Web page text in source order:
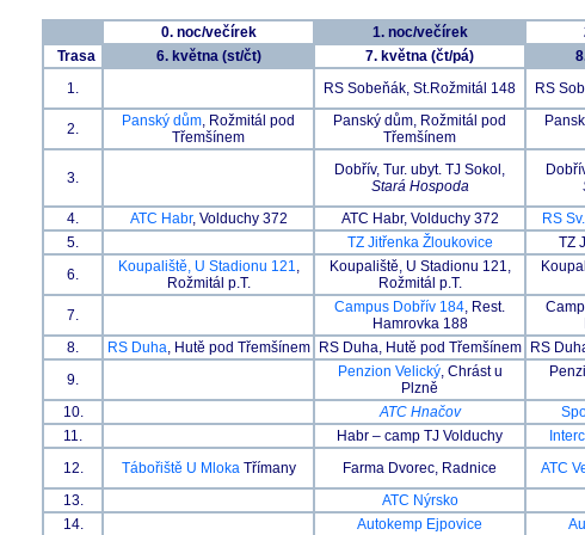
0. noc/večírek 1. noc/večírek
Trasa
6. května (st/čt) 7. května (čt/pá)
1.
RS Sobeňák, St.Rožmitál 148 RS
2.
Panský dům, Rožmitál pod
Třemšínem
Panský dům, Rožmitál pod
Třemšínem
3.
Dobřív, Tur. ubyt. TJ Sokol,
Stará Hospoda
4.
ATC Habr, Volduchy 372 ATC Habr, Volduchy 372 RS
5.
TZ Jitřenka Žloukovice TZ
6.
Koupaliště, U Stadionu 121,
Rožmitál p.T.
Koupaliště, U Stadionu 121,
Rožmitál p.T.
7.
Campus Dobřív 184, Rest.
Hamrovka 188
8.
RS Duha, Hutě pod Třemšínem RS Duha, Hutě pod Třemšínem RS
9.
Penzion Velický, Chrást u
Plzně
10.
ATC Hnačov
11.
Habr – camp TJ Volduchy
12.
Tábořiště U Mloka Třímany Farma Dvorec, Radnice ATC
13.
ATC Nýrsko
14.
Autokemp Ejpovice